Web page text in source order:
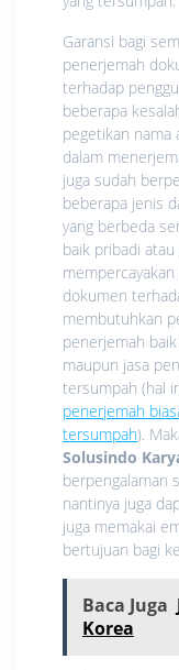
Garansi bagi
penerjemah
terhadap
beberapa
pegetikan nama
dalam
juga sudah
beberapa jenis
yang berbeda
baik pribadi
dokumen
membutuhkan
penerjemah
maupun jasa
tersumpah (hal
penerjemah
tersumpah).
Solusindo
berpengalaman
nantinya juga
juga memakai
bertujuan bagi
Baca Juga
Korea